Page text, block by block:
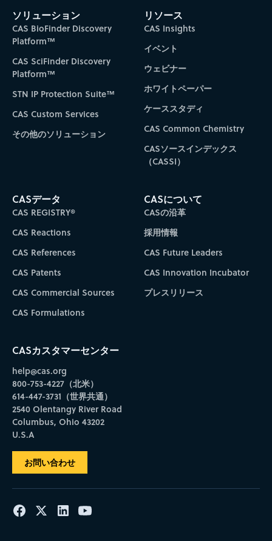
ソリューション
CAS BioFinder Discovery
Platform™
CAS SciFinder Discovery
Platform™
STN IP Protection Suite™
CAS Custom Services
その他のソリューション
リソース
CAS Insights
イベント
ウェビナー
ホワイトペーパー
ケーススタディ
CAS Common Chemistry
CASソースインデックス
（CASSI）
CASデータ
CAS REGISTRY®
CAS Reactions
CAS References
CAS Patents
CAS Commercial Sources
CAS Formulations
CASについて
CASの沿革
採用情報
CAS Future Leaders
CAS Innovation Incubator
プレスリリース
CASカスタマーセンター
help@cas.org
800-753-4227（北米）
614-447-3731（世界共通）
2540 Olentangy River Road
Columbus, Ohio 43202
U.S.A
お問い合わせ